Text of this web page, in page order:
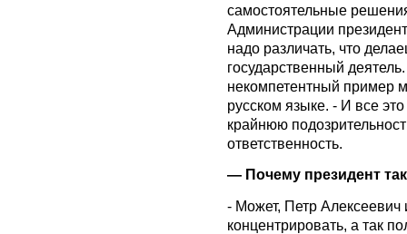
самостоятельные
Администрации
надо различать, что
государственный
некомпетентный пример
русском языке. - И все
крайнюю
ответственность.
— Почему президент
- Может, Петр Алексеевич
концентрировать, а так